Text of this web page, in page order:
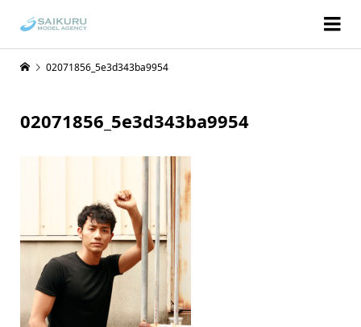
02071856_5e3d343ba9954
02071856_5e3d343ba9954